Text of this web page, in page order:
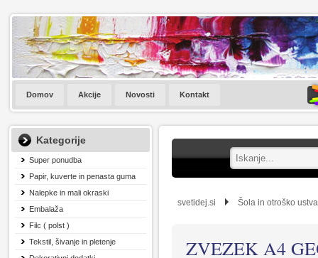
Domov Akcije Novosti Kontakt
Kategorije
Super ponudba
Papir, kuverte in penasta guma
Nalepke in mali okraski
Embalaža
Filc ( polst )
Tekstil, šivanje in pletenje
svetidej.si Šola in otroško
ZVEZEK A4